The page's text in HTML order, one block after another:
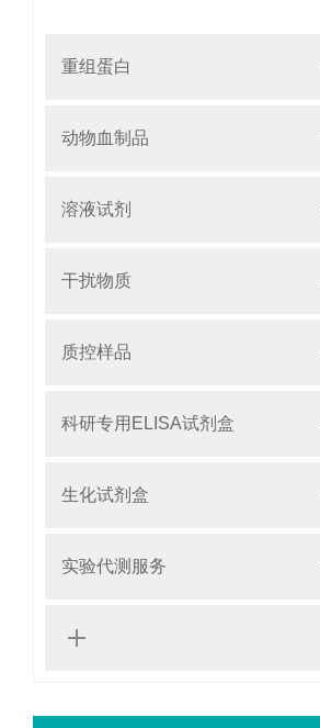
重组蛋白
动物血制品
溶液试剂
干扰物质
质控样品
科研专用ELISA试剂盒
生化试剂盒
实验代测服务